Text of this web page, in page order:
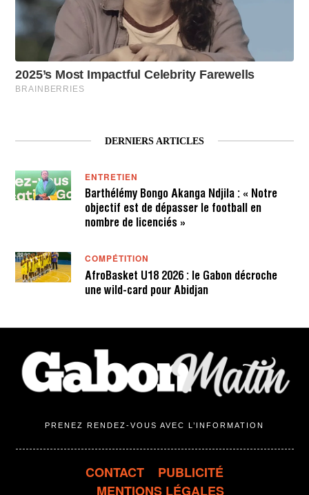
DERNIERS ARTICLES
ENTRETIEN
Barthélémy Bongo Akanga Ndjila : « Notre
objectif est de dépasser le football en
nombre de licenciés »
COMPÉTITION
AfroBasket U18 2026 : le Gabon décroche
une wild-card pour Abidjan
PRENEZ RENDEZ-VOUS AVEC L’INFORMATION
CONTACT
PUBLICITÉ
MENTIONS LÉGALES